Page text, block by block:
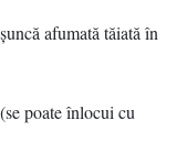
afumată tăiată în
poate înlocui cu